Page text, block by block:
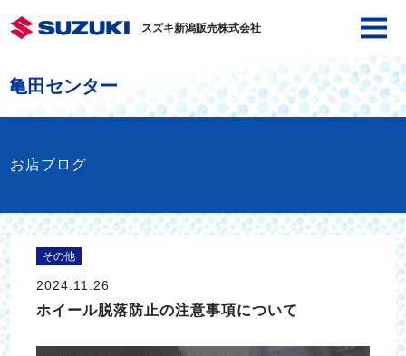
スズキ新潟販売株式会社
亀田センター
お店ブログ
その他
2024.11.26
ホイール脱落防止の注意事項について